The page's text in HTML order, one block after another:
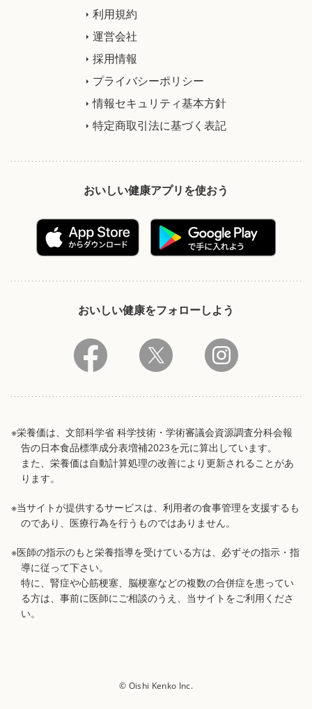
利用規約
運営会社
採用情報
プライバシーポリシー
情報セキュリティ基本方針
特定商取引法に基づく表記
おいしい健康アプリを使おう
おいしい健康をフォローしよう
※栄養価は、文部科学省 科学技術・学術審議会資源調査分科会報
告の日本食品標準成分表増補2023を元に算出しています。
また、栄養価は自動計算処理の改善により更新されることがあ
ります。
※当サイトが提供するサービスは、利用者の食事管理を支援するも
のであり、医療行為を行うものではありません。
※医師の指示のもと栄養指導を受けている方は、必ずその指示・指
導に従って下さい。
特に、腎症や心筋梗塞、脳梗塞などの複数の合併症を患ってい
る方は、事前に医師にご相談のうえ、当サイトをご利用くださ
い。
© Oishi Kenko Inc.